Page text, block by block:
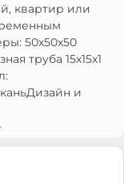
квартир или
50x50x50
труба 15x15x1
и